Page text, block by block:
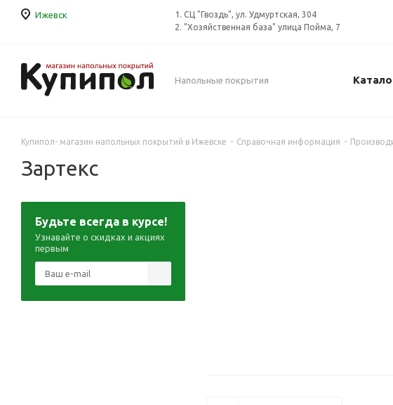
Ижевск
1. СЦ "Гвоздь", ул. Удмуртская, 304
2. "Хозяйственная база" улица Пойма, 7
Напольные покрытия
Купипол- магазин напольных покрытий в Ижевске - Справочная информация -
Зартекс
Будьте всегда в курсе!
Узнавайте о скидках и акциях
первым